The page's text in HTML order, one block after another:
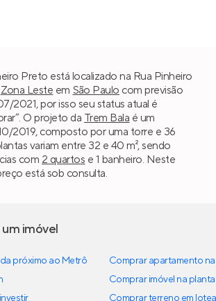
Preto está localizado na Rua Pinheiro
Zona Leste em São Paulo com previsão
2021, por isso seu status atual é
O projeto da Trem Bala é um
2019, composto por uma torre e 36
variam entre 32 e 40 m², sendo
com 2 quartos e 1 banheiro. Neste
está sob consulta.
imóvel
próximo ao Metrô
Comprar apartamento
Comprar imóvel na planta
Comprar terreno em